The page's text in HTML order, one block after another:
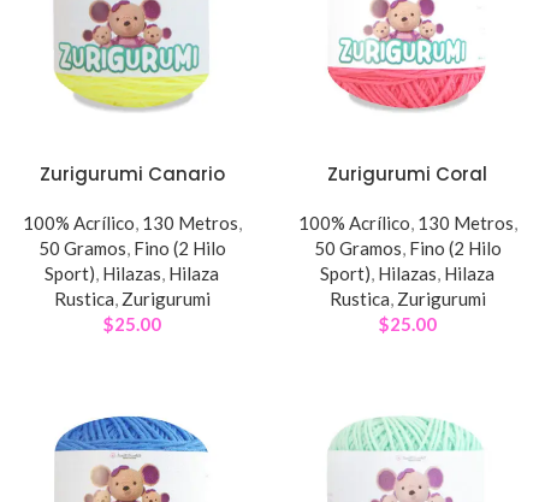
Zurigurumi Canario
100% Acrílico, 130 Metros,
50 Gramos, Fino (2 Hilo
Sport), Hilazas, Hilaza
Rustica, Zurigurumi
$25.00
Zurigurumi Coral
100% Acrílico, 130 Metros,
50 Gramos, Fino (2 Hilo
Sport), Hilazas, Hilaza
Rustica, Zurigurumi
$25.00